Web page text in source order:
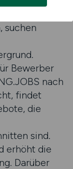
suchen
Bewerber
nach
findet
die
sind.
erhöht die
Darüber